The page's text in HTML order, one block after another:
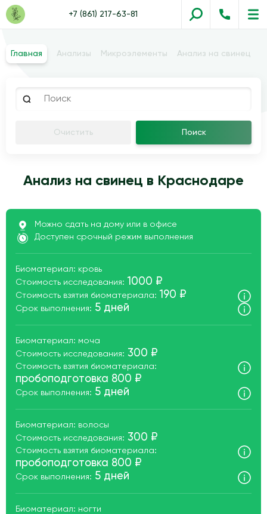
+7 (861) 217-63-81
Главная Анализы Микроэлементы Анализ на свинец
Очистить Поиск
Анализ на свинец в Краснодаре
Можно сдать на дому или в офисе
Доступен срочный режим выполнения
Биоматериал: кровь
Стоимость исследования: 1000 ₽
Стоимость взятия биоматериала: 190 ₽
Срок выполнения: 5 дней
Биоматериал: моча
Стоимость исследования: 300 ₽
Стоимость взятия биоматериала:
пробоподготовка 800 ₽
Срок выполнения: 5 дней
Биоматериал: волосы
Стоимость исследования: 300 ₽
Стоимость взятия биоматериала:
пробоподготовка 800 ₽
Срок выполнения: 5 дней
Биоматериал: ногти